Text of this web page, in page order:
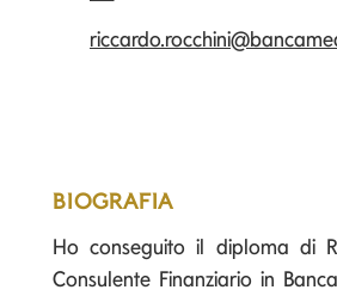
BIOGRAFIA
Ho conseguito il diploma di
Consulente Finanziario in